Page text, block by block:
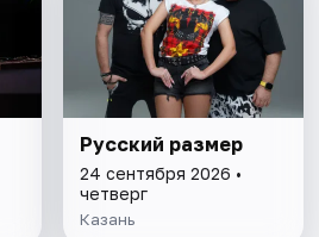
Русский размер
24 сентября 2026 •
четверг
Казань